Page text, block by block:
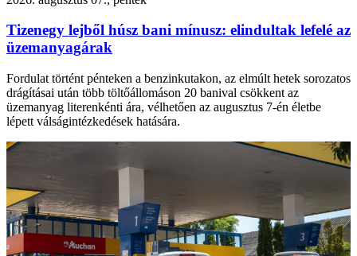
Tizenegy lejből húsz bani mínusz: elindultak lefelé az
üzemanyagárak
Fordulat történt pénteken a benzinkutakon, az elmúlt hetek sorozatos
drágításai után több töltőállomáson 20 banival csökkent az
üzemanyag literenkénti ára, vélhetően az augusztus 7-én életbe
lépett válságintézkedések hatására.